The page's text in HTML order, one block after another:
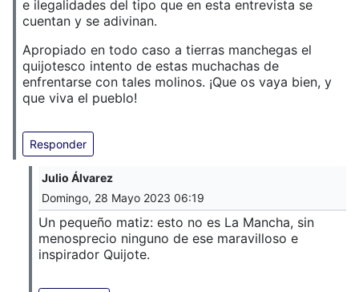
e ilegalidades del tipo que en esta entrevista se
cuentan y se adivinan.
Apropiado en todo caso a tierras manchegas el
quijotesco intento de estas muchachas de
enfrentarse con tales molinos. ¡Que os vaya bien, y
que viva el pueblo!
Responder
Julio Álvarez
Domingo, 28 Mayo 2023 06:19
Un pequeño matiz: esto no es La Mancha, sin
menosprecio ninguno de ese maravilloso e
inspirador Quijote.